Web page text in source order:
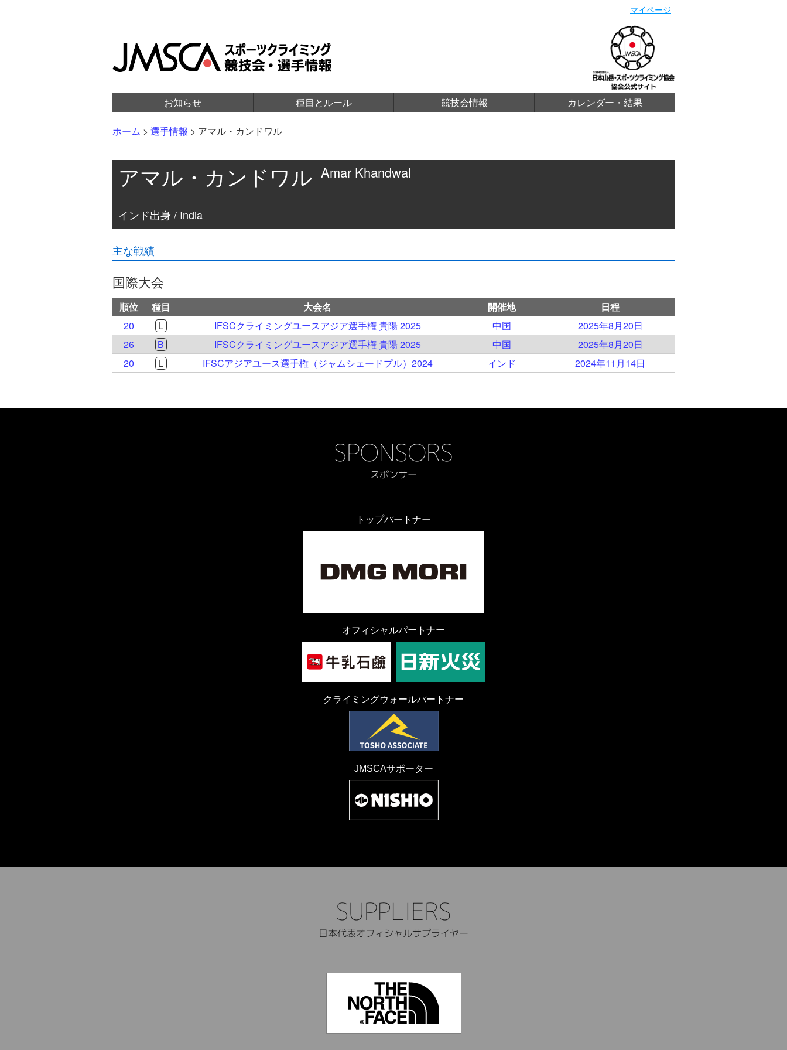
マイページ
お知らせ 種目とルール 競技会情報 カレンダー・結果
ホーム > 選手情報 > アマル・カンドワル
アマル・カンドワル Amar Khandwal
インド出身 / India
主な戦績
国際大会
順位 種目 大会名 開催地
日程
20
L IFSCクライミングユースアジア選手権 貴陽 2025 中国
2025年8月20日
26
B IFSCクライミングユースアジア選手権 貴陽 2025 中国
2025年8月20日
20
L IFSCアジアユース選手権（ジャムシェードプル）2024 インド 2024年11月14日
トップパートナー
オフィシャルパートナー
クライミングウォールパートナー
JMSCAサポーター